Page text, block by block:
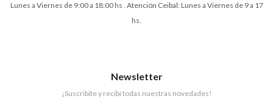
Lunes a Viernes de 9:00 a 18:00 hs . Atención Ceibal: Lunes a Viernes de 9 a 17
hs.
Newsletter
¡Suscribite y recibí todas nuestras novedades!